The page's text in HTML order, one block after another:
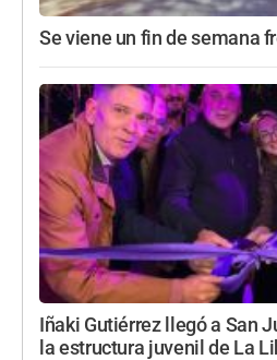
Se viene un fin de semana
Iñaki Gutiérrez llegó a San
la estructura juvenil de La